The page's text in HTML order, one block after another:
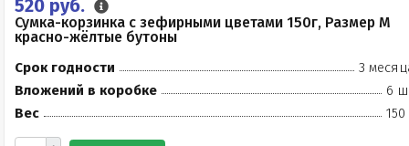
520 руб.
Сумка-корзинка с зефирными цветами 150г, Размер М
красно-жёлтые бутоны
Срок годности
3
Вложений в коробке
6
Вес
150